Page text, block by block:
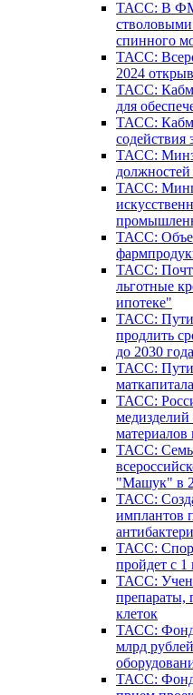
ТАСС: В
спинного
ТАСС:
2024
ТАСС:
для
ТАСС:
содействия
ТАСС:
ТАСС:
ТАСС:
ТАСС:
льготные
ипотеке"
ТАСС:
продлить
до 2030 года
ТАСС:
ТАСС:
ТАСС:
"Машук" в
ТАСС:
имплантов
ТАСС:
пройдет с 1
ТАСС:
препараты,
клеток
ТАСС: Фонд
млрд
ТАСС: Фонд